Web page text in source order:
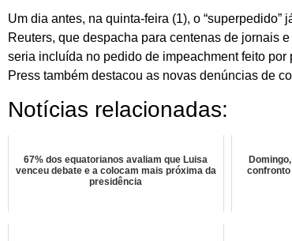
Um dia antes, na quinta-feira (1), o
Reuters, que despacha para centenas de jornais
seria incluída no pedido de impeachment feito
Press também destacou as novas denúncias de
Notícias relacionadas:
67% dos equatorianos avaliam que Luisa
venceu debate e a colocam mais próxima da
presidência
confronto